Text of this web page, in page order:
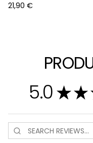
21,90 €
5.0 ★★